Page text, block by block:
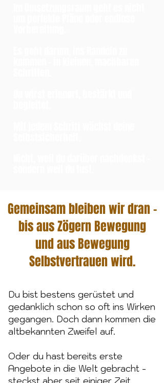
Gemeinsam bleiben wir dran –
bis aus Zögern Bewegung
und aus Bewegung
Selbstvertrauen wird.
Du bist bestens gerüstet und
gedanklich schon so oft ins Wirken
gegangen. Doch dann kommen die
altbekannten Zweifel auf.
Oder du hast bereits erste
Angebote in die Welt gebracht -